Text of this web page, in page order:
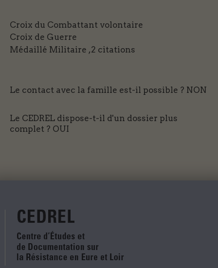
Croix du Combattant volontaire
Croix de Guerre
Médaillé Militaire ,2 citations
Le contact avec la famille est-il possible ? NON
Le CEDREL dispose-t-il d'un dossier plus
complet ? OUI